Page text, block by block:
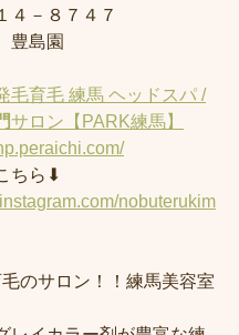
４－８７４７
豊島園
毛育毛 練馬 ヘッドスパ /
サロン【PARK練馬】
ちら⬇︎
nobuterukim
のサロン！！練馬美容室